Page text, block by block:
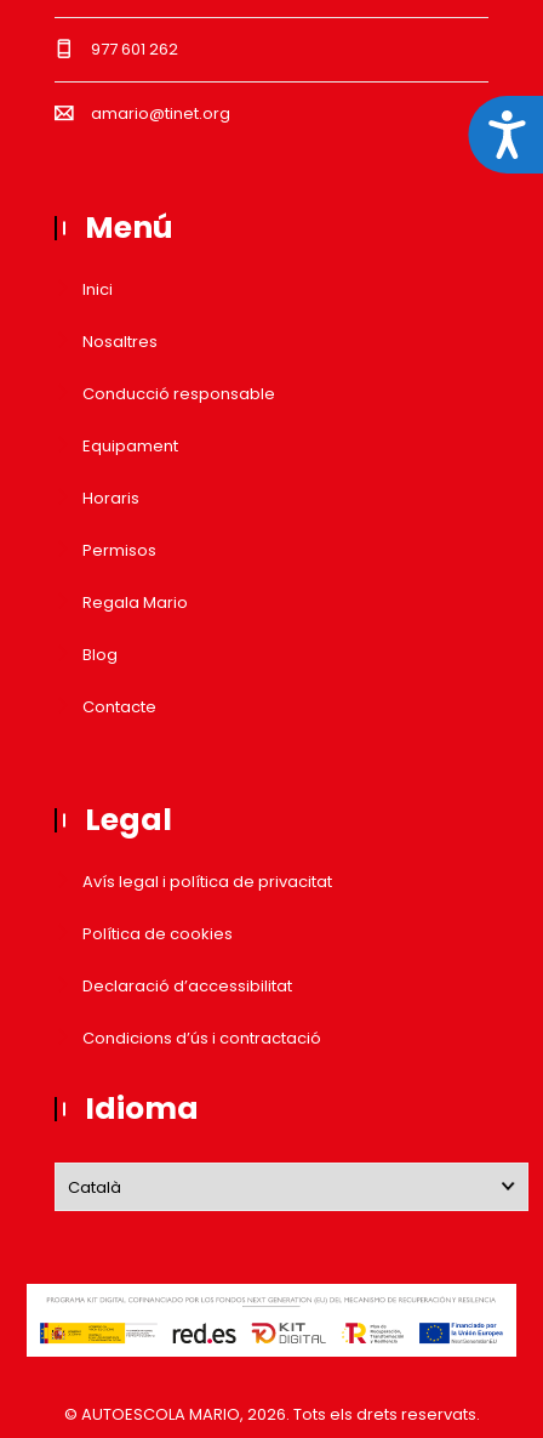
977 601 262
amario@tinet.org
Menú
Inici
Nosaltres
Conducció responsable
Equipament
Horaris
Permisos
Regala Mario
Blog
Contacte
Legal
Avís legal i política de privacitat
Política de cookies
Declaració d’accessibilitat
Condicions d’ús i contractació
Idioma
© AUTOESCOLA MARIO, 2026. Tots els drets reservats.